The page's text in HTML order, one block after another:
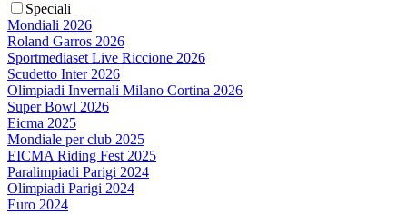
Speciali
Mondiali 2026
Roland Garros 2026
Sportmediaset Live Riccione 2026
Scudetto Inter 2026
Olimpiadi Invernali Milano Cortina 2026
Super Bowl 2026
Eicma 2025
Mondiale per club 2025
EICMA Riding Fest 2025
Paralimpiadi Parigi 2024
Olimpiadi Parigi 2024
Euro 2024